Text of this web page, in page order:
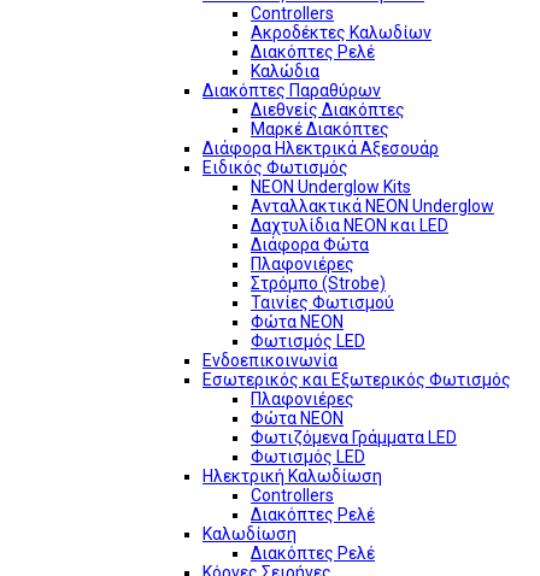
Controllers
Ακροδέκτες Καλωδίων
Διακόπτες Ρελέ
Καλώδια
Διακόπτες Παραθύρων
Διεθνείς Διακόπτες
Μαρκέ Διακόπτες
Διάφορα Ηλεκτρικά Αξεσουάρ
Ειδικός Φωτισμός
NEON Underglow Kits
Ανταλλακτικά NEON Underglow
Δαχτυλίδια NEON και LED
Διάφορα Φώτα
Πλαφονιέρες
Στρόμπο (Strobe)
Ταινίες Φωτισμού
Φώτα NEON
Φωτισμός LED
Ενδοεπικοινωνία
Εσωτερικός και Εξωτερικός Φωτισμός
Πλαφονιέρες
Φώτα NEON
Φωτιζόμενα Γράμματα LED
Φωτισμός LED
Ηλεκτρική Καλωδίωση
Controllers
Διακόπτες Ρελέ
Καλωδίωση
Διακόπτες Ρελέ